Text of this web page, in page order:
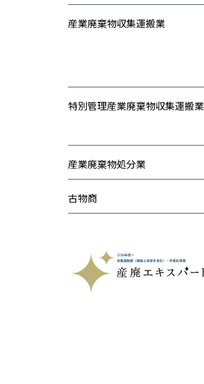
産業廃棄物収集運搬業
特別管理産業廃棄物収集運搬業
産業廃棄物処分業
古物商